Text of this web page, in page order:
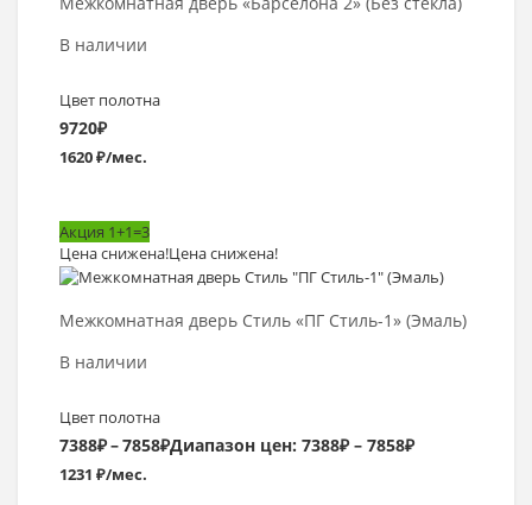
В наличии
Цвет полотна
9720₽
1620 ₽/мес.
Акция 1+1=3
Цена снижена!Цена снижена!
Межкомнатная дверь Стиль «ПГ Стиль-1» (Эмаль)
В наличии
Цвет полотна
7388₽–7858₽Диапазон цен: 7388₽ – 7858₽
1231 ₽/мес.
Выбрать >